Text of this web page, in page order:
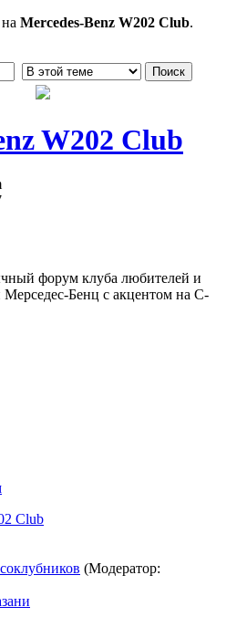
Mercedes-Benz W202 Club.
W202 Club
форум клуба любителей и
Мерседес-Бенц с акцентом на C-
Club
(Модератор: